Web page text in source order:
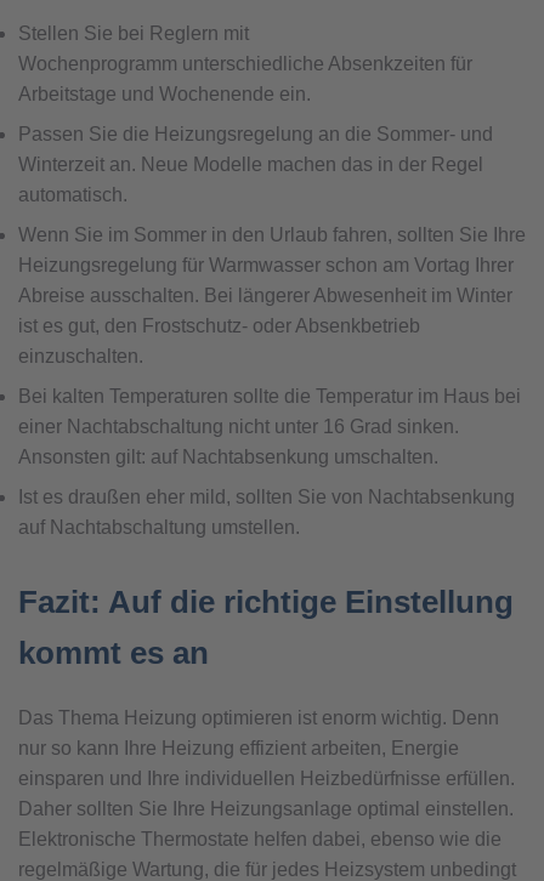
Stellen Sie bei Reglern mit
Wochenprogramm unterschiedliche Absenkzeiten für
Arbeitstage und Wochenende ein.
Passen Sie die Heizungsregelung an die Sommer- und
Winterzeit an. Neue Modelle machen das in der Regel
automatisch.
Wenn Sie im Sommer in den Urlaub fahren, sollten Sie Ihre
Heizungsregelung für Warmwasser schon am Vortag Ihrer
Abreise ausschalten. Bei längerer Abwesenheit im Winter
ist es gut, den Frostschutz- oder Absenkbetrieb
einzuschalten.
Bei kalten Temperaturen sollte die Temperatur im Haus bei
einer Nachtabschaltung nicht unter 16 Grad sinken.
Ansonsten gilt: auf Nachtabsenkung umschalten.
Ist es draußen eher mild, sollten Sie von Nachtabsenkung
auf Nachtabschaltung umstellen.
Fazit: Auf die richtige Einstellung
kommt es an
Das Thema Heizung optimieren ist enorm wichtig. Denn
nur so kann Ihre Heizung effizient arbeiten, Energie
einsparen und Ihre individuellen Heizbedürfnisse erfüllen.
Daher sollten Sie Ihre Heizungsanlage optimal einstellen.
Elektronische Thermostate helfen dabei, ebenso wie die
regelmäßige Wartung, die für jedes Heizsystem unbedingt